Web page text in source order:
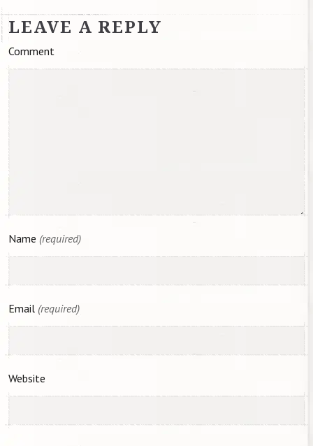
LEAVE A REPLY
Comment
Name (required)
Email (required)
Website